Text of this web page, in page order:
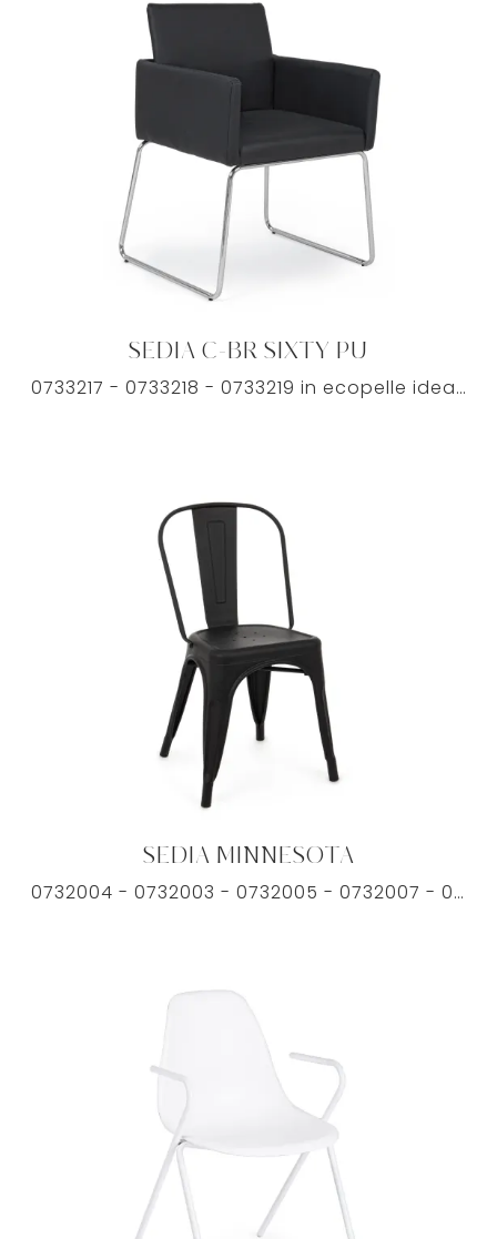
SEDIA C-BR SIXTY PU
0733217 - 0733218 - 0733219 in ecopelle ideale per le tue problematiche abitative.
SEDIA MINNESOTA
0732004 - 0732003 - 0732005 - 0732007 - 0732002 in metallo: sarà capace di arredare al meglio il dining o il soggiorno della tua casa, unendo doti ...